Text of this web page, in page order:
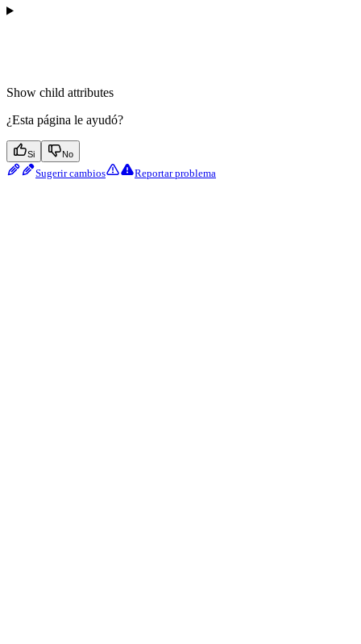
Show child attributes
¿Esta página le ayudó?
Si No
Sugerir cambios Reportar problema